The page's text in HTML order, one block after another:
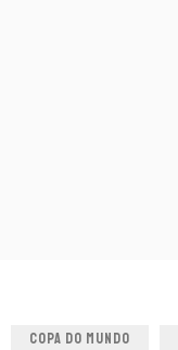
COPA DO MUNDO